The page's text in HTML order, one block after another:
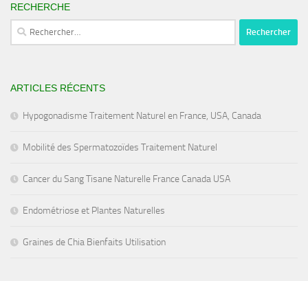
RECHERCHE
Rechercher :
ARTICLES RÉCENTS
Hypogonadisme Traitement Naturel en France, USA, Canada
Mobilité des Spermatozoïdes Traitement Naturel
Cancer du Sang Tisane Naturelle France Canada USA
Endométriose et Plantes Naturelles
Graines de Chia Bienfaits Utilisation